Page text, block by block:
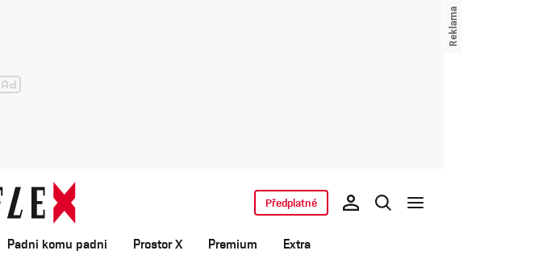
Padni komu padni Prostor X Premium Extra
Předplatné